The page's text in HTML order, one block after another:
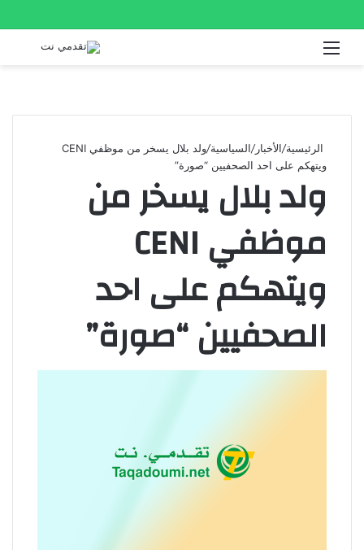
القائمة
الرئيسية/الأخبار/السياسية/
ولد بلال يسخر من موظفي CENI
ويتهكم على احد الصحفيين “صورة”
ولد بلال يسخر من
موظفي CENI
ويتهكم على احد
الصحفيين “صورة”